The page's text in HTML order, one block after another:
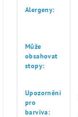
Alergeny:
Může
obsahovat
stopy:
Upozornění
pro
barviva: